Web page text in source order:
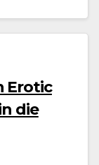
Erotic
die